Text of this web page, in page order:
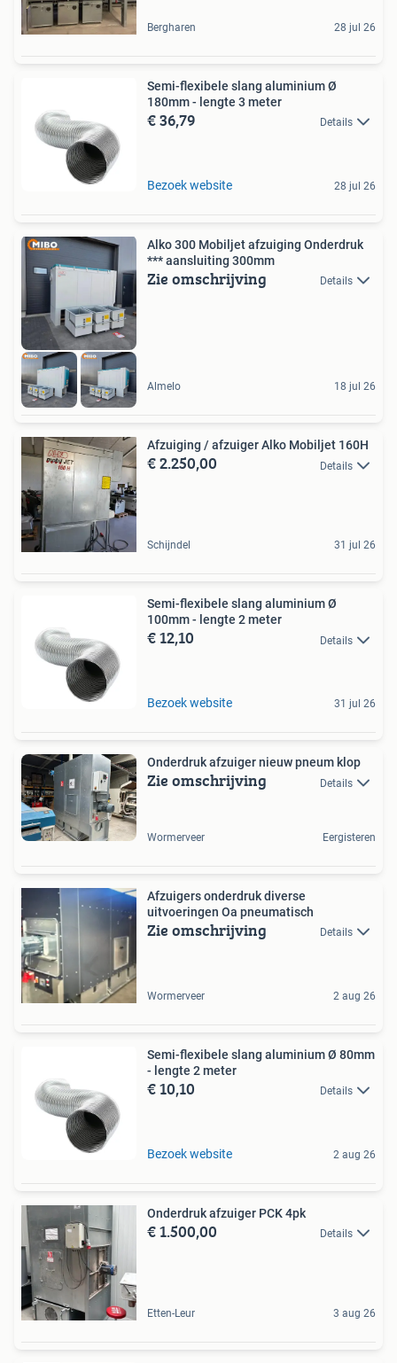
Bergharen 28 jul 26
Semi-flexibele slang aluminium Ø
180mm - lengte 3 meter
€ 36,79 Details
Bezoek website 28 jul 26
Alko 300 Mobiljet afzuiging Onderdruk
*** aansluiting 300mm
Zie omschrijving Details
Almelo 18 jul 26
Afzuiging / afzuiger Alko Mobiljet 160H
€ 2.250,00 Details
Schijndel 31 jul 26
Semi-flexibele slang aluminium Ø
100mm - lengte 2 meter
€ 12,10 Details
Bezoek website 31 jul 26
Onderdruk afzuiger nieuw pneum klop
Zie omschrijving Details
Wormerveer Eergisteren
Afzuigers onderdruk diverse
uitvoeringen Oa pneumatisch
Zie omschrijving Details
Wormerveer 2 aug 26
Semi-flexibele slang aluminium Ø 80mm
- lengte 2 meter
€ 10,10 Details
Bezoek website 2 aug 26
Onderdruk afzuiger PCK 4pk
€ 1.500,00 Details
Etten-Leur 3 aug 26